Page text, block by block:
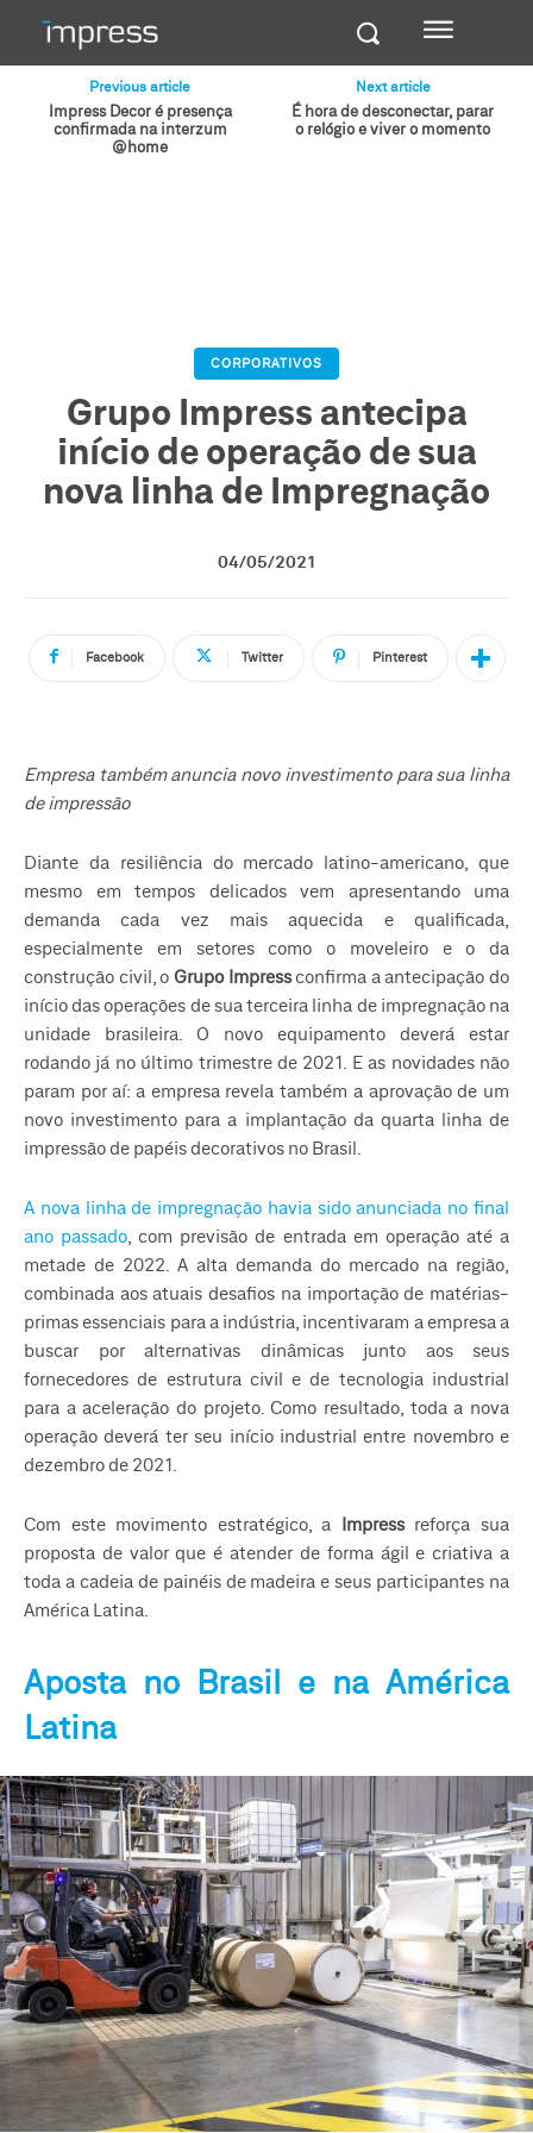
Previous article
Impress Decor é presença
confirmada na interzum
@home
Next article
É hora de desconectar, parar
o relógio e viver o momento
CORPORATIVOS
Grupo Impress antecipa
início de operação de sua
nova linha de Impregnação
04/05/2021
Facebook Twitter Pinterest
Empresa também anuncia novo investimento para sua linha
de impressão
Diante da resiliência do mercado latino-americano, que
mesmo em tempos delicados vem apresentando uma
demanda cada vez mais aquecida e qualificada,
especialmente em setores como o moveleiro e o da
construção civil, o Grupo Impressconfirma a antecipação do
início das operações de sua terceira linha de impregnação na
unidade brasileira. O novo equipamento deverá estar
rodando já no último trimestre de 2021. E as novidades não
param por aí: a empresa revela também a aprovação de um
novo investimento para a implantação da quarta linha de
impressão de papéis decorativos no Brasil.
A nova linha de impregnação havia sido anunciada no final
ano passado, com previsão de entrada em operação até a
metade de 2022. A alta demanda do mercado na região,
combinada aos atuais desafios na importação de matérias-
primas essenciais para a indústria, incentivaram a empresa a
buscar por alternativas dinâmicas junto aos seus
fornecedores de estrutura civil e de tecnologia industrial
para a aceleração do projeto. Como resultado, toda a nova
operação deverá ter seu início industrial entre novembro e
dezembro de 2021.
Com este movimento estratégico, a Impressreforça sua
proposta de valor que é atender de forma ágil e criativa a
toda a cadeia de painéis de madeira e seus participantes na
América Latina.
Aposta no Brasil e na América
Latina